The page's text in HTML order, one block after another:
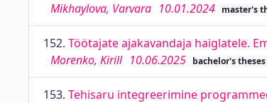
Mikhaylova, Varvara 10.01.2024 master's
152. Töötajate ajakavandaja haiglatele.
Morenko, Kirill 10.06.2025 bachelor's theses
153. Tehisaru integreerimine